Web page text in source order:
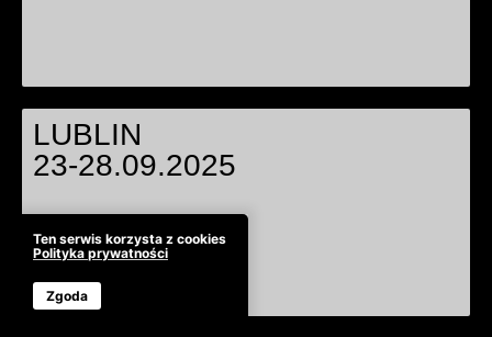
LUBLIN
LUBLIN
23-28.09.2025
Ten serwis korzysta z cookies
Polityka prywatności
Zgoda